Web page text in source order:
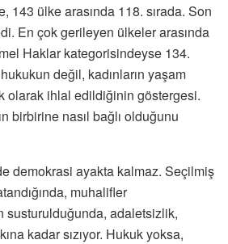
143 ülke arasında 118. sırada. Son
En çok gerileyen ülkeler arasında
Haklar kategorisindeyse 134.
değil, kadınların yaşam
olarak ihlal edildiğinin göstergesi.
birbirine nasıl bağlı olduğunu
demokrasi ayakta kalmaz. Seçilmiş
muhalifler
susturulduğunda, adaletsizlik,
kadar sızıyor. Hukuk yoksa,